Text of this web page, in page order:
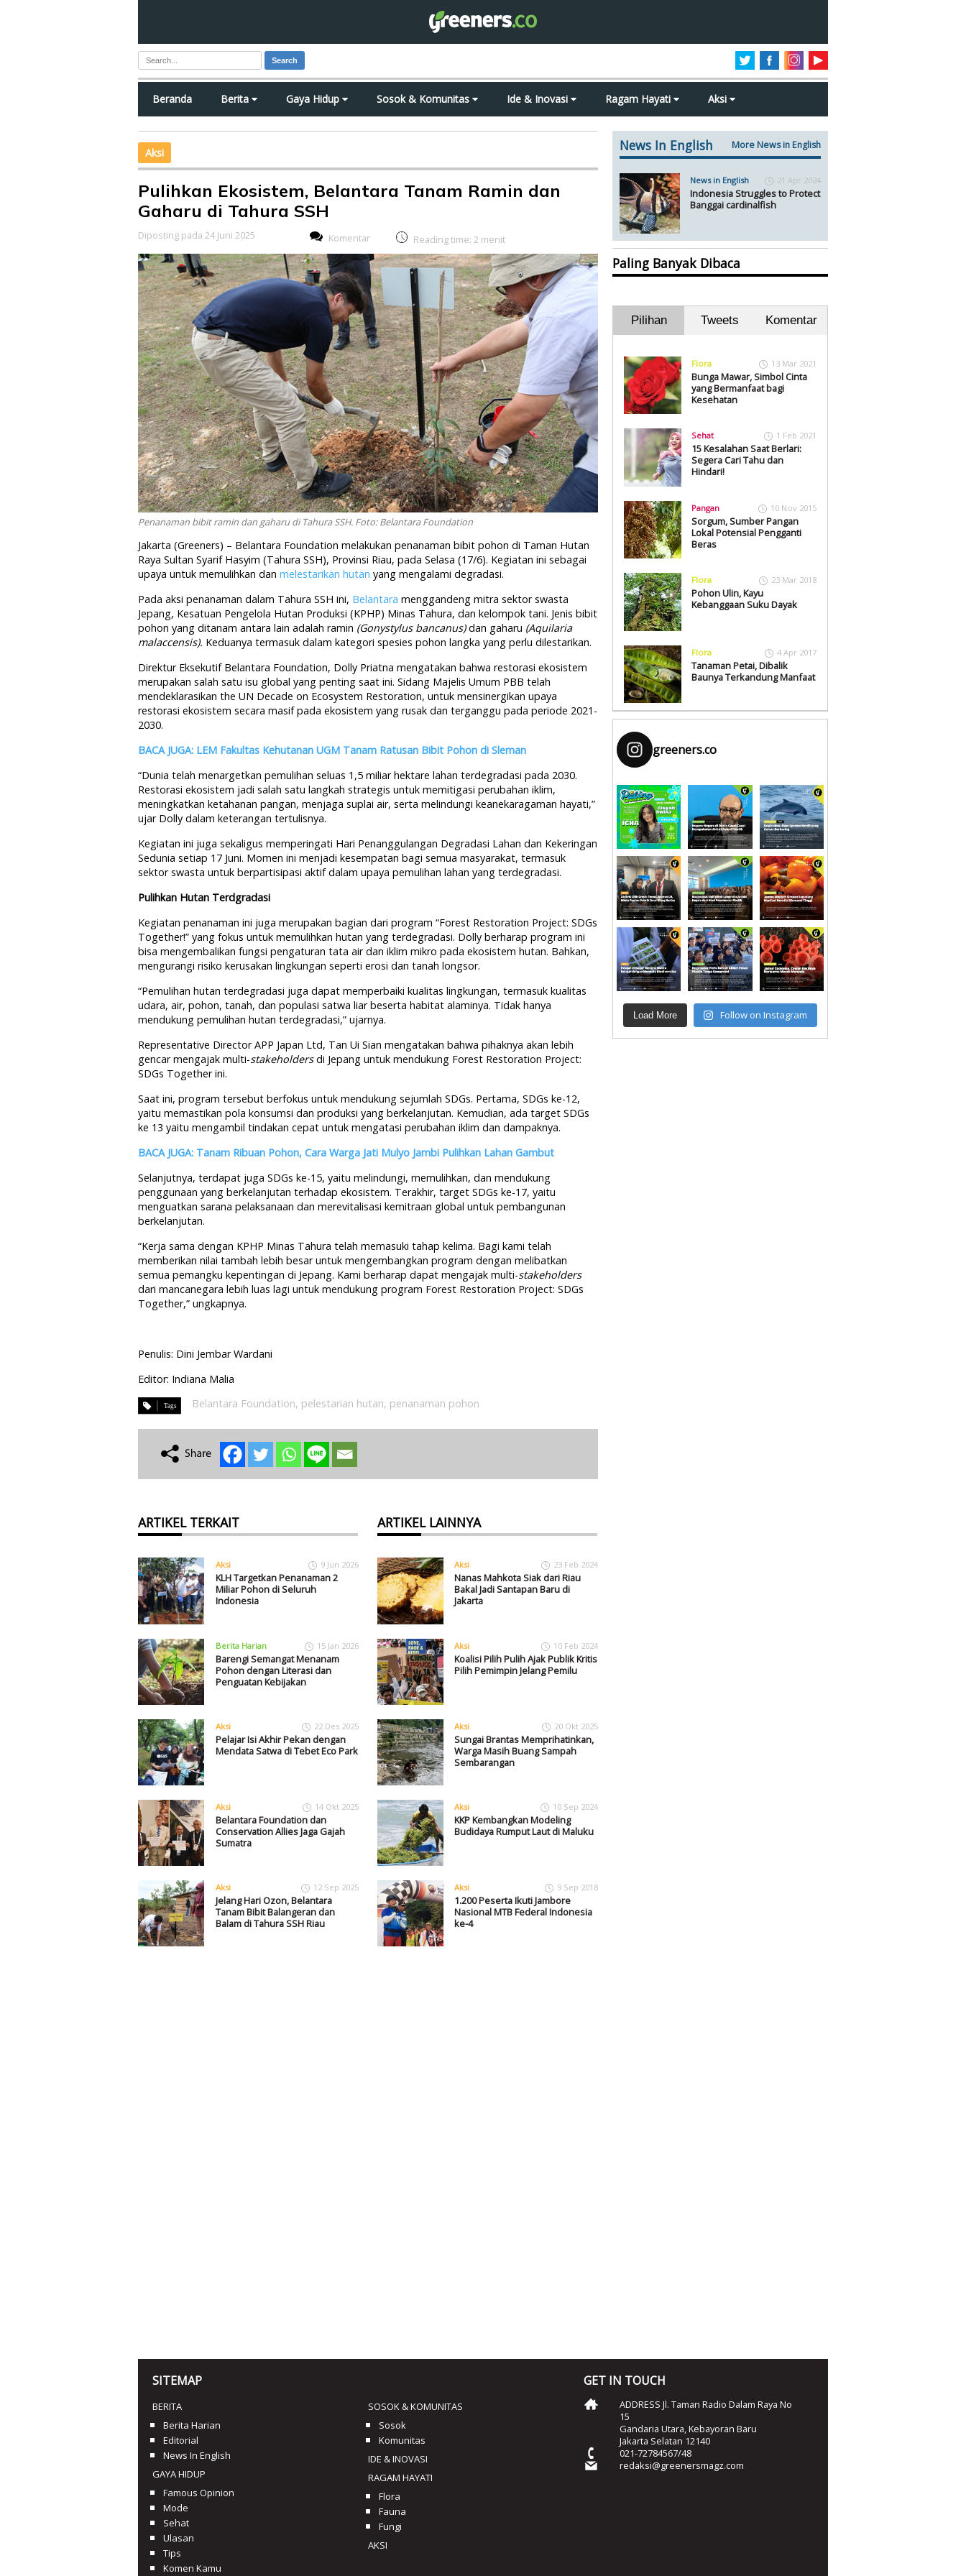
Search
Beranda Berita Gaya Hidup Sosok & Komunitas Ide & Inovasi Ragam Hayati Aksi
Aksi
Pulihkan Ekosistem, Belantara Tanam Ramin dan
Gaharu di Tahura SSH
Diposting pada 24 Juni 2025 Komentar Reading time: 2 menit
Penanaman bibit ramin dan gaharu di Tahura SSH. Foto: Belantara Foundation
Jakarta (Greeners) – Belantara Foundation melakukan penanaman bibit pohon di Taman Hutan
Raya Sultan Syarif Hasyim (Tahura SSH), Provinsi Riau, pada Selasa (17/6). Kegiatan ini sebagai
upaya untuk memulihkan dan melestarikan hutan yang mengalami degradasi.
Pada aksi penanaman dalam Tahura SSH ini, Belantara menggandeng mitra sektor swasta
Jepang, Kesatuan Pengelola Hutan Produksi (KPHP) Minas Tahura, dan kelompok tani. Jenis bibit
pohon yang ditanam antara lain adalah ramin (Gonystylus bancanus)dan gaharu (Aquilaria
malaccensis). Keduanya termasuk dalam kategori spesies pohon langka yang perlu dilestarikan.
Direktur Eksekutif Belantara Foundation, Dolly Priatna mengatakan bahwa restorasi ekosistem
merupakan salah satu isu global yang penting saat ini. Sidang Majelis Umum PBB telah
mendeklarasikan the UN Decade on Ecosystem Restoration, untuk mensinergikan upaya
restorasi ekosistem secara masif pada ekosistem yang rusak dan terganggu pada periode 2021-
2030.
BACA JUGA: LEM Fakultas Kehutanan UGM Tanam Ratusan Bibit Pohon di Sleman
“Dunia telah menargetkan pemulihan seluas 1,5 miliar hektare lahan terdegradasi pada 2030.
Restorasi ekosistem jadi salah satu langkah strategis untuk memitigasi perubahan iklim,
meningkatkan ketahanan pangan, menjaga suplai air, serta melindungi keanekaragaman hayati,”
ujar Dolly dalam keterangan tertulisnya.
Kegiatan ini juga sekaligus memperingati Hari Penanggulangan Degradasi Lahan dan Kekeringan
Sedunia setiap 17 Juni. Momen ini menjadi kesempatan bagi semua masyarakat, termasuk
sektor swasta untuk berpartisipasi aktif dalam upaya pemulihan lahan yang terdegradasi.
Pulihkan Hutan Terdgradasi
Kegiatan penanaman ini juga merupakan bagian dari program “Forest Restoration Project: SDGs
Together!” yang fokus untuk memulihkan hutan yang terdegradasi. Dolly berharap program ini
bisa mengembalikan fungsi pengaturan tata air dan iklim mikro pada ekosistem hutan. Bahkan,
mengurangi risiko kerusakan lingkungan seperti erosi dan tanah longsor.
“Pemulihan hutan terdegradasi juga dapat memperbaiki kualitas lingkungan, termasuk kualitas
udara, air, pohon, tanah, dan populasi satwa liar beserta habitat alaminya. Tidak hanya
mendukung pemulihan hutan terdegradasi,” ujarnya.
Representative Director APP Japan Ltd, Tan Ui Sian mengatakan bahwa pihaknya akan lebih
gencar mengajak multi-stakeholdersdi Jepang untuk mendukung Forest Restoration Project:
SDGs Together ini.
Saat ini, program tersebut berfokus untuk mendukung sejumlah SDGs. Pertama, SDGs ke-12,
yaitu memastikan pola konsumsi dan produksi yang berkelanjutan. Kemudian, ada target SDGs
ke 13 yaitu mengambil tindakan cepat untuk mengatasi perubahan iklim dan dampaknya.
BACA JUGA: Tanam Ribuan Pohon, Cara Warga Jati Mulyo Jambi Pulihkan Lahan Gambut
Selanjutnya, terdapat juga SDGs ke-15, yaitu melindungi, memulihkan, dan mendukung
penggunaan yang berkelanjutan terhadap ekosistem. Terakhir, target SDGs ke-17, yaitu
menguatkan sarana pelaksanaan dan merevitalisasi kemitraan global untuk pembangunan
berkelanjutan.
“Kerja sama dengan KPHP Minas Tahura telah memasuki tahap kelima. Bagi kami telah
memberikan nilai tambah lebih besar untuk mengembangkan program dengan melibatkan
semua pemangku kepentingan di Jepang. Kami berharap dapat mengajak multi-stakeholders
dari mancanegara lebih luas lagi untuk mendukung program Forest Restoration Project: SDGs
Together,” ungkapnya.
Penulis: Dini Jembar Wardani
Editor: Indiana Malia
Belantara Foundation, pelestarian hutan, penanaman pohon
ARTIKEL TERKAIT
Aksi 9 Jun 2026
KLH Targetkan Penanaman 2
Miliar Pohon di Seluruh
Indonesia
Berita Harian 15 Jan 2026
Barengi Semangat Menanam
Pohon dengan Literasi dan
Penguatan Kebijakan
Aksi 22 Des 2025
Pelajar Isi Akhir Pekan dengan
Mendata Satwa di Tebet Eco Park
Aksi 14 Okt 2025
Belantara Foundation dan
Conservation Allies Jaga Gajah
Sumatra
Aksi 12 Sep 2025
Jelang Hari Ozon, Belantara
Tanam Bibit Balangeran dan
Balam di Tahura SSH Riau
ARTIKEL LAINNYA
Aksi 23 Feb 2024
Nanas Mahkota Siak dari Riau
Bakal Jadi Santapan Baru di
Jakarta
Aksi 10 Feb 2024
Koalisi Pilih Pulih Ajak Publik Kritis
Pilih Pemimpin Jelang Pemilu
Aksi 20 Okt 2025
Sungai Brantas Memprihatinkan,
Warga Masih Buang Sampah
Sembarangan
Aksi 10 Sep 2024
KKP Kembangkan Modeling
Budidaya Rumput Laut di Maluku
Aksi 9 Sep 2018
1.200 Peserta Ikuti Jambore
Nasional MTB Federal Indonesia
ke-4
News In English More News in English
News in English 21 Apr 2024
Indonesia Struggles to Protect
Banggai cardinalfish
Paling Banyak Dibaca
Pilihan Tweets Komentar
Flora 13 Mar 2021
Bunga Mawar, Simbol Cinta
yang Bermanfaat bagi
Kesehatan
Sehat 1 Feb 2021
15 Kesalahan Saat Berlari:
Segera Cari Tahu dan
Hindari!
Pangan 10 Nov 2015
Sorgum, Sumber Pangan
Lokal Potensial Pengganti
Beras
Flora 23 Mar 2018
Pohon Ulin, Kayu
Kebanggaan Suku Dayak
Flora 4 Apr 2017
Tanaman Petai, Dibalik
Baunya Terkandung Manfaat
greeners.co
Load More Follow on Instagram
SITEMAP
BERITA
Berita Harian
Editorial
News In English
GAYA HIDUP
Famous Opinion
Mode
Sehat
Ulasan
Tips
Komen Kamu
SOSOK & KOMUNITAS
Sosok
Komunitas
IDE & INOVASI
RAGAM HAYATI
Flora
Fauna
Fungi
AKSI
GET IN TOUCH
ADDRESS Jl. Taman Radio Dalam Raya No
15
Gandaria Utara, Kebayoran Baru
Jakarta Selatan 12140
021-72784567/48
redaksi@greenersmagz.com